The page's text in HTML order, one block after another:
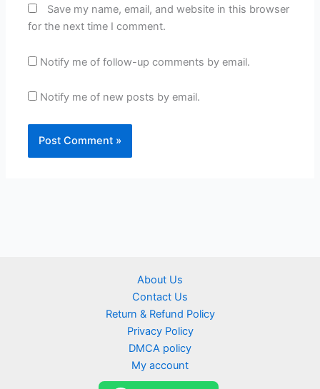
Save my name, email, and website in this browser
for the next time I comment.
Notify me of follow-up comments by email.
Notify me of new posts by email.
About Us
Contact Us
Return & Refund Policy
Privacy Policy
DMCA policy
My account